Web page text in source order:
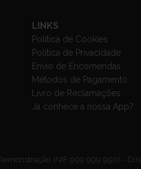
LINKS
Política de Cookies
Política de Privacidade
Envio de Encomendas
Métodos de Pagamento
Livro de Reclamações
Já conhece a nossa App?
(NIF 999 999 990) -